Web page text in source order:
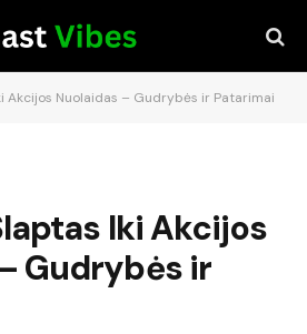
Akcijos Nuolaidas – Gudrybės ir Patarimai
Iki Akcijos
Gudrybės ir